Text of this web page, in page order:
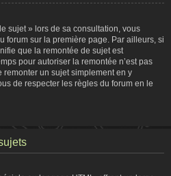
sujet » lors de sa consultation, vous
forum sur la première page. Par ailleurs, si
que la remontée de sujet est
pour autoriser la remontée n’est pas
un sujet simplement en y
de respecter les règles du forum en le